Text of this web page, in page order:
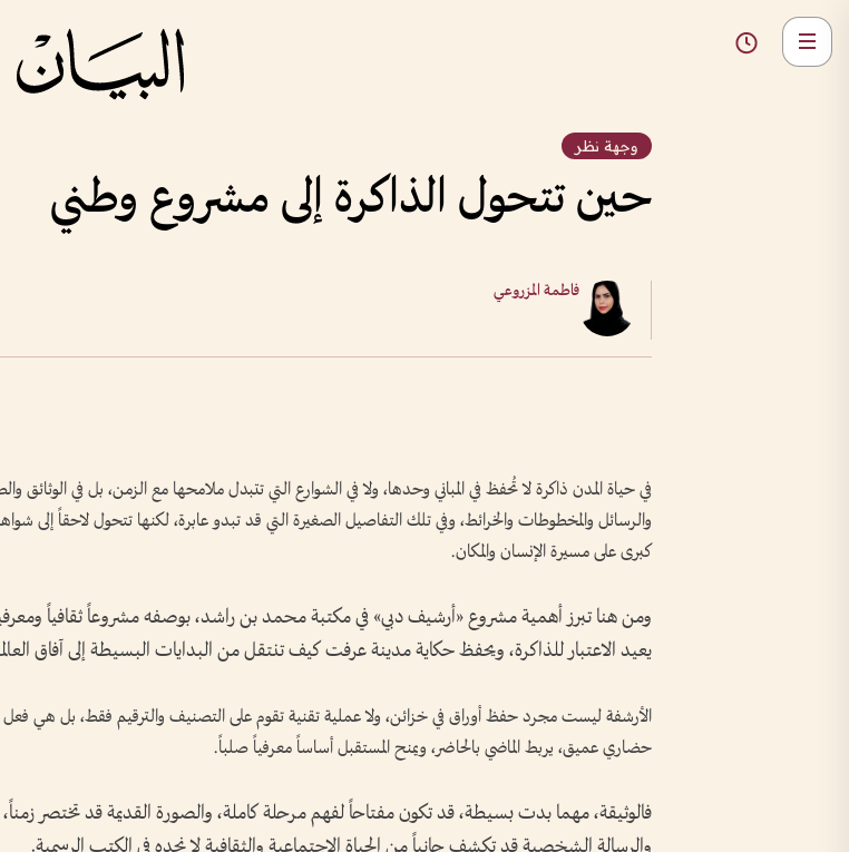
وجهة نظر
حين تتحول الذاكرة إلى مشروع وطني
فاطمة المزروعي
في حياة المدن ذاكرة لا تُحفظ في المباني وحدها، ولا في الشوارع التي تتبدل ملامحها مع الزمن، بل في الوثائق
والرسائل والمخطوطات والخرائط، وفي تلك التفاصيل الصغيرة التي قد تبدو عابرة، لكنها تتحول لاحقاً إلى
كبرى على مسيرة الإنسان والمكان.
ومن هنا تبرز أهمية مشروع «أرشيف دبي» في مكتبة محمد بن راشد، بوصفه مشروعاً ثقافياً
يعيد الاعتبار للذاكرة، ويحفظ حكاية مدينة عرفت كيف تنتقل من البدايات البسيطة إلى آفاق
الأرشفة ليست مجرد حفظ أوراق في خزائن، ولا عملية تقنية تقوم على التصنيف والترقيم فقط، بل هي فعل
حضاري عميق، يربط الماضي بالحاضر، ويمنح المستقبل أساساً معرفياً صلباً.
فالوثيقة، مهما بدت بسيطة، قد تكون مفتاحاً لفهم مرحلة كاملة، والصورة القديمة قد تختصر زمناً،